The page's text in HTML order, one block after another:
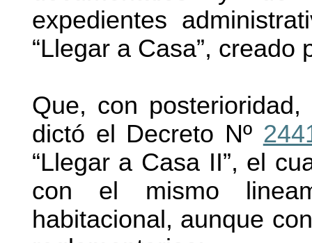
expedientes
“Llegar a Casa”, creado
Que, con
dictó el Decreto Nº
“Llegar a Casa II”, el
con el mismo
habitacional, aunque